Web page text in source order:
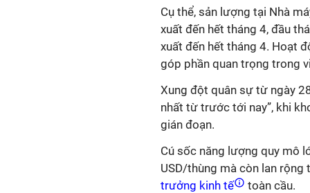
Cụ thể, sản lượng tại Nhà
xuất đến hết tháng 4, đầu
xuất đến hết tháng 4. Hoạt
góp phần quan trọng trong
Xung đột quân sự từ ngày
nhất từ trước tới nay”, khi
gián đoạn.
Cú sốc năng lượng quy mô
USD/thùng mà còn lan rộng
trưởng kinh tế
toàn cầu.